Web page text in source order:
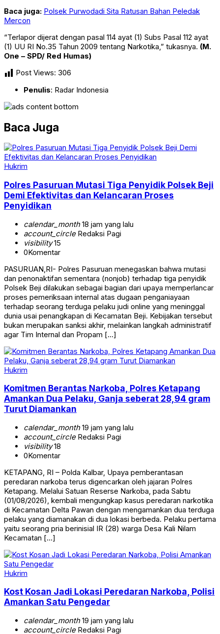
Baca juga: Polsek Purwodadi Sita Ratusan Bahan Peledak
Mercon
“Terlapor dijerat dengan pasal 114 ayat (1) Subs Pasal 112 ayat
(1) UU RI No.35 Tahun 2009 tentang Narkotika,” tukasnya. (M.
One – SPD/ Red Humas)
Post Views: 306
Penulis: Radar Indonesia
Baca Juga
Hukrim
Polres Pasuruan Mutasi Tiga Penyidik Polsek Beji
Demi Efektivitas dan Kelancaran Proses
Penyidikan
calendar_month18 jam yang lalu
account_circleRedaksi Pagi
visibility15
0Komentar
PASURUAN,RI- Polres Pasuruan menegaskan bahwa mutasi
dan penonaktifan sementara (nonjob) terhadap tiga penyidik
Polsek Beji dilakukan sebagai bagian dari upaya memperlancar
proses pemeriksaan internal atas dugaan penganiayaan
terhadap seorang terduga pelaku judi online yang meninggal
dunia usai penangkapan di Kecamatan Beji. Kebijakan tersebut
bukan merupakan sanksi akhir, melainkan langkah administratif
agar Tim Internal dan Propam […]
Hukrim
Komitmen Berantas Narkoba, Polres Ketapang
Amankan Dua Pelaku, Ganja seberat 28,94 gram
Turut Diamankan
calendar_month19 jam yang lalu
account_circleRedaksi Pagi
visibility18
0Komentar
KETAPANG, RI – Polda Kalbar, Upaya pemberantasan
peredaran narkoba terus digencarkan oleh jajaran Polres
Ketapang. Melalui Satuan Reserse Narkoba, pada Sabtu
(01/08/2026), kembali mengungkap kasus peredaran narkotika
di Kecamatan Delta Pawan dengan mengamankan dua terduga
pelaku yang diamanakan di dua lokasi berbeda. Pelaku pertama
yaitu seorang pria berinisial IR (28) warga Desa Kali Nilam
Kecamatan […]
Hukrim
Kost Kosan Jadi Lokasi Peredaran Narkoba, Polisi
Amankan Satu Pengedar
calendar_month19 jam yang lalu
account_circleRedaksi Pagi